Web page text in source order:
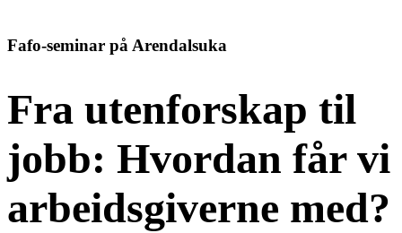
Fafo-seminar på Arendalsuka
Fra utenforskap til
jobb: Hvordan får vi
arbeidsgiverne med?